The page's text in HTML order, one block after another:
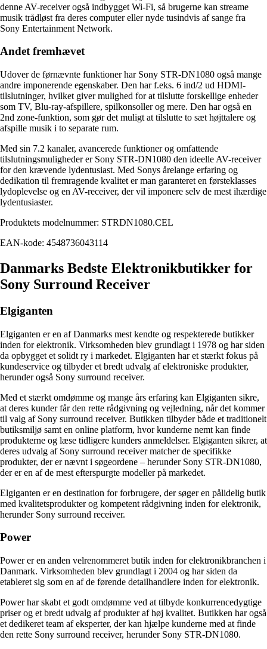
denne AV-receiver også indbygget Wi-Fi, så brugerne kan streame
musik trådløst fra deres computer eller nyde tusindvis af sange fra
Sony Entertainment Network.
Andet fremhævet
Udover de førnævnte funktioner har Sony STR-DN1080 også mange
andre imponerende egenskaber. Den har f.eks. 6 ind/2 ud HDMI-
tilslutninger, hvilket giver mulighed for at tilslutte forskellige enheder
som TV, Blu-ray-afspillere, spilkonsoller og mere. Den har også en
2nd zone-funktion, som gør det muligt at tilslutte to sæt højttalere og
afspille musik i to separate rum.
Med sin 7.2 kanaler, avancerede funktioner og omfattende
tilslutningsmuligheder er Sony STR-DN1080 den ideelle AV-receiver
for den krævende lydentusiast. Med Sonys årelange erfaring og
dedikation til fremragende kvalitet er man garanteret en førsteklasses
lydoplevelse og en AV-receiver, der vil imponere selv de mest ihærdige
lydentusiaster.
Produktets modelnummer: STRDN1080.CEL
EAN-kode: 4548736043114
Danmarks Bedste Elektronikbutikker for
Sony Surround Receiver
Elgiganten
Elgiganten er en af Danmarks mest kendte og respekterede butikker
inden for elektronik. Virksomheden blev grundlagt i 1978 og har siden
da opbygget et solidt ry i markedet. Elgiganten har et stærkt fokus på
kundeservice og tilbyder et bredt udvalg af elektroniske produkter,
herunder også Sony surround receiver.
Med et stærkt omdømme og mange års erfaring kan Elgiganten sikre,
at deres kunder får den rette rådgivning og vejledning, når det kommer
til valg af Sony surround receiver. Butikken tilbyder både et traditionelt
butiksmiljø samt en online platform, hvor kunderne nemt kan finde
produkterne og læse tidligere kunders anmeldelser. Elgiganten sikrer, at
deres udvalg af Sony surround receiver matcher de specifikke
produkter, der er nævnt i søgeordene – herunder Sony STR-DN1080,
der er en af de mest efterspurgte modeller på markedet.
Elgiganten er en destination for forbrugere, der søger en pålidelig butik
med kvalitetsprodukter og kompetent rådgivning inden for elektronik,
herunder Sony surround receiver.
Power
Power er en anden velrenommeret butik inden for elektronikbranchen i
Danmark. Virksomheden blev grundlagt i 2004 og har siden da
etableret sig som en af de førende detailhandlere inden for elektronik.
Power har skabt et godt omdømme ved at tilbyde konkurrencedygtige
priser og et bredt udvalg af produkter af høj kvalitet. Butikken har også
et dedikeret team af eksperter, der kan hjælpe kunderne med at finde
den rette Sony surround receiver, herunder Sony STR-DN1080.